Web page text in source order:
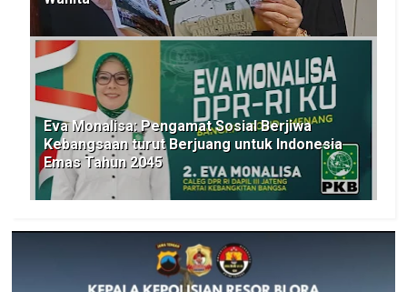
Eva Monalisa: Pengamat Sosial Berjiwa
Kebangsaan turut Berjuang untuk Indonesia
Emas Tahun 2045